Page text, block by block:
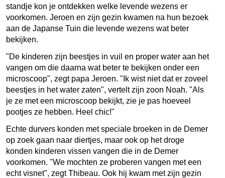
standje kon je ontdekken welke levende wezens er
voorkomen. Jeroen en zijn gezin kwamen na hun bezoek
aan de Japanse Tuin die levende wezens wat beter
bekijken.
"De kinderen zijn beestjes in vuil en proper water aan het
vangen om die daarna wat beter te bekijken onder een
microscoop", zegt papa Jeroen. "Ik wist niet dat er zoveel
beestjes in het water zaten", vertelt zijn zoon Noah. "Als
je ze met een microscoop bekijkt, zie je pas hoeveel
pootjes ze hebben. Heel chic!"
Echte durvers konden met speciale broeken in de Demer
op zoek gaan naar diertjes, maar ook op het droge
konden kinderen vissen vangen die in de Demer
voorkomen. "We mochten ze proberen vangen met een
echt visnet", zegt Thibeau. Ook hij kwam met zijn gezin